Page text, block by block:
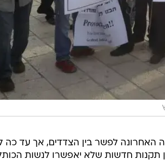
האחרונה לפשר בין הצדדים, אך עד כה
תקנות חדשות שלא יאפשרו לנשות